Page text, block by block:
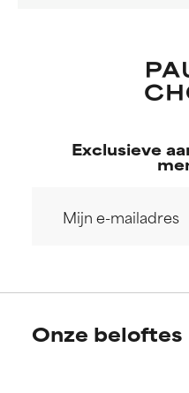
Exclusieve
Onze beloftes